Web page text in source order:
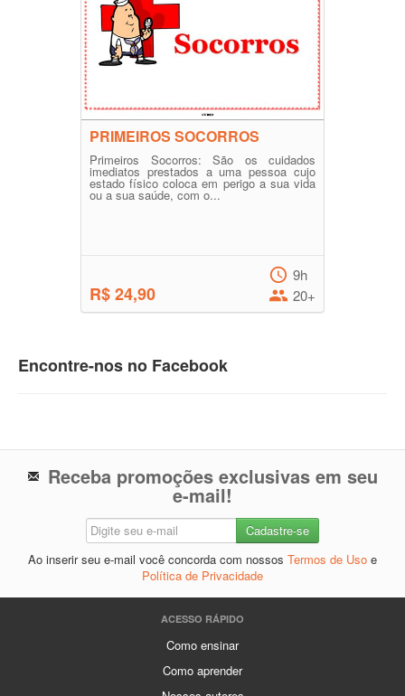
PRIMEIROS SOCORROS
Primeiros Socorros: São os cuidados
imediatos prestados a uma pessoa cujo
estado físico coloca em perigo a sua vida
ou a sua saúde, com o...
R$ 24,90
9h
20+
Encontre-nos no Facebook
Receba promoções exclusivas em seu
e-mail!
Ao inserir seu e-mail você concorda com nossos Termos de Uso e
Política de Privacidade
ACESSO RÁPIDO
Como ensinar
Como aprender